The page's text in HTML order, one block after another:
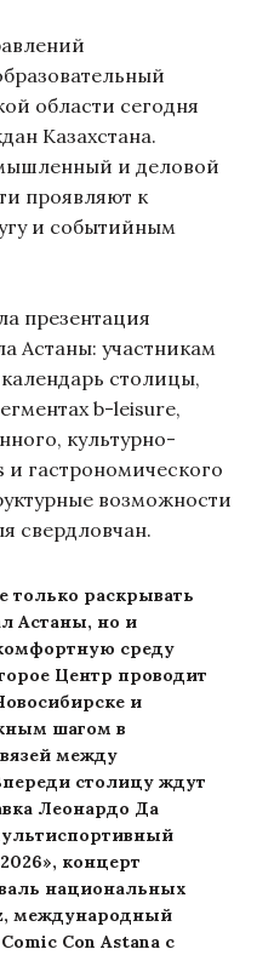
области сегодня
Казахстана.
и деловой
проявляют к
и событийным
презентация
Астаны: участникам
столицы,
b-leisure,
культурно-
и гастрономического
возможности
свердловчан.
только раскрывать
Астаны, но и
среду
Центр проводит
и
шагом в
между
столицу ждут
Леонардо Да
концерт
национальных
международный
Con Astana с